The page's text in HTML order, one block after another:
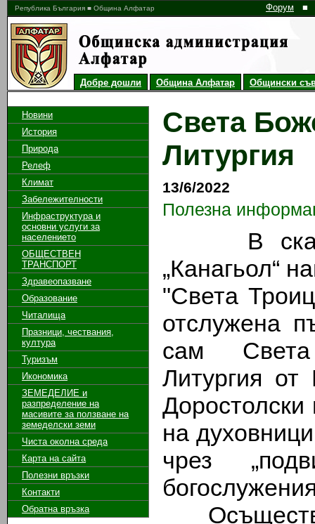
Република България ■ Община Алфатар Форум ■
Добре дошли Община Алфатар Общински
Новини
История
Природа
Релеф
Климат
Забележителности
Инфраструктура и
основни услуги за
населението
ОБЩЕСТВЕН
ТРАНСПОРТ
Здравеопазване
Образование
Читалища
Празници, чествания,
култура
Туризъм
Икономика
ЗЕМЕДЕЛИЕ и
разпределение на
масивите за ползване на
земeделски земи
Чиста околна среда
Карта на сайта
Полезни връзки
Контакти
Обратна връзка
Света
Литургия
13/6/2022
Полезна
В
„Канагьол“
"Света
отслужена
сам Света
Литургия от
на
чрез